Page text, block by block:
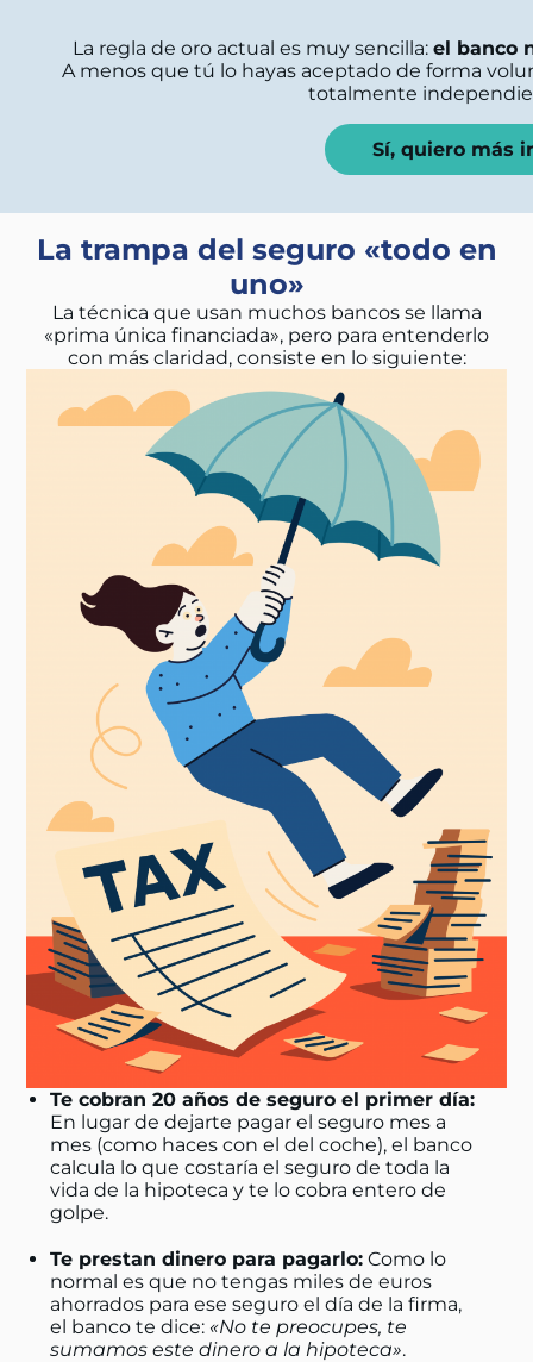
La regla de oro actual es muy sencilla:el banco
A menos que tú lo hayas aceptado de forma
totalmente
Sí, quiero más
La trampa del seguro «todo en
uno»
La técnica que usan muchos bancos se llama
«prima única financiada», pero para entenderlo
con más claridad, consiste en lo siguiente:
Te cobran 20 años de seguro el primer día:
En lugar de dejarte pagar el seguro mes a
mes (como haces con el del coche), el banco
calcula lo que costaría el seguro de toda la
vida de la hipoteca y te lo cobra entero de
golpe.
Te prestan dinero para pagarlo: Como lo
normal es que no tengas miles de euros
ahorrados para ese seguro el día de la firma,
el banco te dice: «No te preocupes, te
sumamos este dinero a la hipoteca».